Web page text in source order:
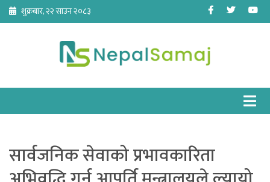
Skip
content
शुक्रबार, २२ साउन २०८३ Facebook
Twitter
सार्वजनिक सेवाको प्रभावकारिता